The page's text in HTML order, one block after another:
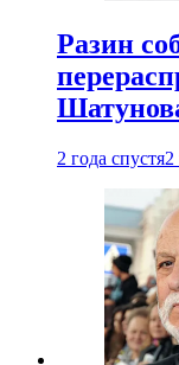
Разин
2 года спустя2